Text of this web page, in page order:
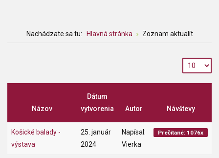
Nachádzate sa tu: Hlavná stránka Zoznam aktualít
Názov
Dátum
vytvorenia
Autor Návštevy
Košické balady -
výstava
25. január
2024
Napísal:
Vierka
Prečítané: 1076x